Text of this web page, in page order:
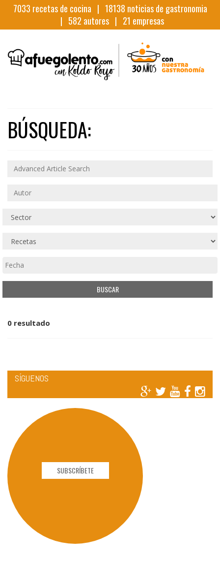
7033 recetas de cocina | 18138 noticias de gastronomia
| 582 autores | 21 empresas
BÚSQUEDA:
0 resultado
SÍGUENOS
SUBSCRÍBETE